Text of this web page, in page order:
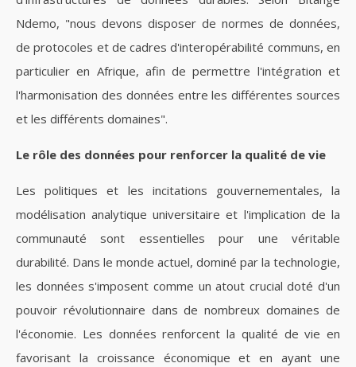
Ndemo, "nous devons disposer de normes de données,
de protocoles et de cadres d'interopérabilité communs, en
particulier en Afrique, afin de permettre l'intégration et
l'harmonisation des données entre les différentes sources
et les différents domaines".
Le rôle des données pour renforcer la qualité de vie
Les politiques et les incitations gouvernementales, la
modélisation analytique universitaire et l'implication de la
communauté sont essentielles pour une véritable
durabilité. Dans le monde actuel, dominé par la technologie,
les données s'imposent comme un atout crucial doté d'un
pouvoir révolutionnaire dans de nombreux domaines de
l'économie. Les données renforcent la qualité de vie en
favorisant la croissance économique et en ayant une